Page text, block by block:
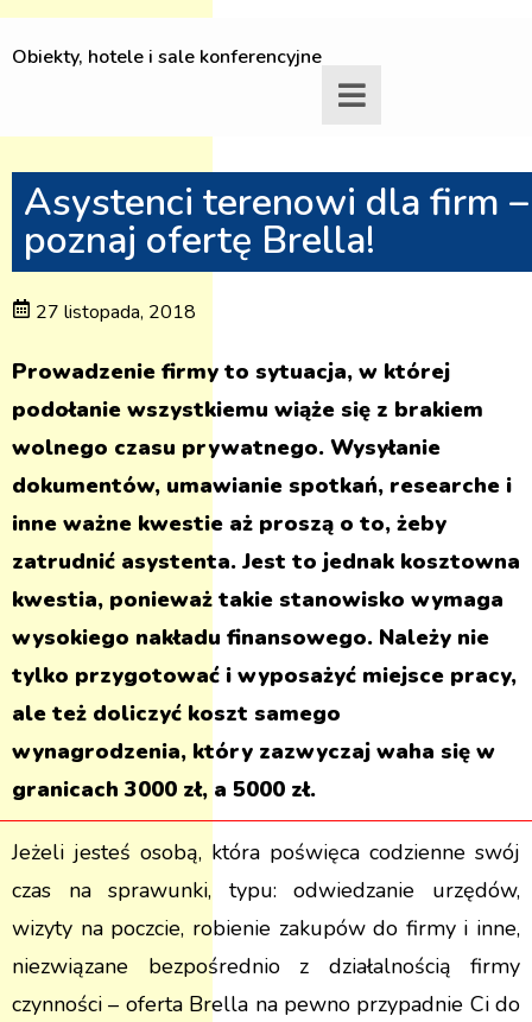
Obiekty, hotele i sale konferencyjne
Asystenci terenowi dla firm –
poznaj ofertę Brella!
27 listopada, 2018
Prowadzenie firmy to sytuacja, w której
podołanie wszystkiemu wiąże się z brakiem
wolnego czasu prywatnego. Wysyłanie
dokumentów, umawianie spotkań, researche i
inne ważne kwestie aż proszą o to, żeby
zatrudnić asystenta. Jest to jednak kosztowna
kwestia, ponieważ takie stanowisko wymaga
wysokiego nakładu finansowego. Należy nie
tylko przygotować i wyposażyć miejsce pracy,
ale też doliczyć koszt samego
wynagrodzenia, który zazwyczaj waha się w
granicach 3000 zł, a 5000 zł.
Jeżeli jesteś osobą, która poświęca codzienne swój
czas na sprawunki, typu: odwiedzanie urzędów,
wizyty na poczcie, robienie zakupów do firmy i inne,
niezwiązane bezpośrednio z działalnością firmy
czynności – oferta Brella na pewno przypadnie Ci do